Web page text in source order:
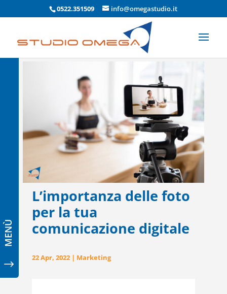
0522.351509 info@omegastudio.it
"
MENÙ
L’importanza delle foto
per la tua
comunicazione digitale
22 Apr, 2022| Marketing